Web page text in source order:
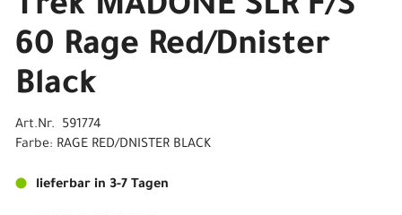
Trek MADONE SLR F/S
60 Rage Red/Dnister
Black
Art.Nr. 591774
Farbe: RAGE RED/DNISTER BLACK
lieferbar in 3-7 Tagen